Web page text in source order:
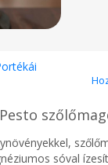
sóval